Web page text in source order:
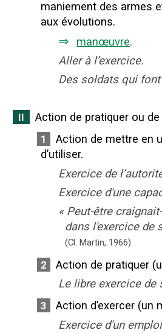
maniement des armes
aux évolutions.
⇒ manœuvre.
Aller à l’exercice.
Des soldats qui font
II Action de pratiquer ou
1
Action de mettre en
d’utiliser.
Exercice de
Exercice d'une
« Peut-être
dans l'exercice de
(Cl. Martin, 1966).
2
Action de pratiquer
Le libre exercice de
3
Action d’exercer (un
Exercice d'un